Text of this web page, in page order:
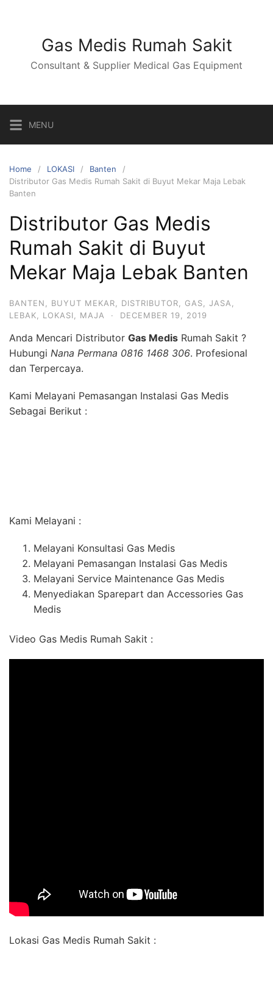
Gas Medis Rumah Sakit
Consultant & Supplier Medical Gas Equipment
MENU
Home LOKASI
Banten
Distributor Gas Medis Rumah Sakit di Buyut Mekar Maja Lebak
Banten
Distributor Gas Medis
Rumah Sakit di Buyut
Mekar Maja Lebak Banten
BANTEN BUYUT MEKAR DISTRIBUTOR GAS JASA
LEBAK
LOKASI MAJA · DECEMBER 19, 2019
Anda Mencari Distributor Gas Medis Rumah Sakit ?
Hubungi Nana Permana 0816 1468 306. Profesional
dan Terpercaya.
Kami Melayani Pemasangan Instalasi Gas Medis
Sebagai Berikut :
Kami Melayani :
Melayani Konsultasi Gas Medis
Melayani Pemasangan Instalasi Gas Medis
Melayani Service Maintenance Gas Medis
Menyediakan Sparepart dan Accessories Gas
Medis
Video Gas Medis Rumah Sakit :
Lokasi Gas Medis Rumah Sakit :